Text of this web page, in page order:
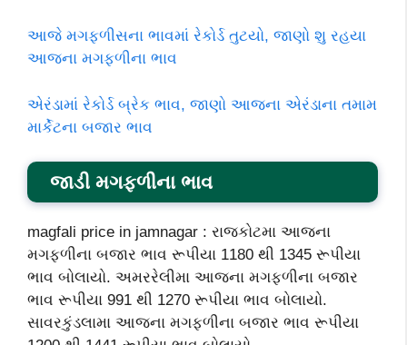
આજે મગફળીસના ભાવમાં રેકોર્ડ તુટયો, જાણો શુ રહયા
આજના મગફળીના ભાવ
એરંડામાં રેકોર્ડ બ્રેક ભાવ, જાણો આજના એરંડાના તમામ
માર્કેટના બજાર ભાવ
જાડી મગફળીના ભાવ
magfali price in jamnagar : રાજકોટમા આજના
મગફળીના બજાર ભાવ રૂપીયા 1180 થી 1345 રૂપીયા
ભાવ બોલાયો. અમરરેલીમા આજના મગફળીના બજાર
ભાવ રૂપીયા 991 થી 1270 રૂપીયા ભાવ બોલાયો.
સાવરકુંડલામા આજના મગફળીના બજાર ભાવ રૂપીયા